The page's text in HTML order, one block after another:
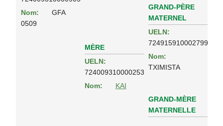
Nom:
GFA
0509
MÈRE
UELN:
724009310000253
Nom:
KAI
GRAND-PÈRE
MATERNEL
UELN:
724915910002799
Nom:
TXIMISTA
GRAND-MÈRE
MATERNELLE